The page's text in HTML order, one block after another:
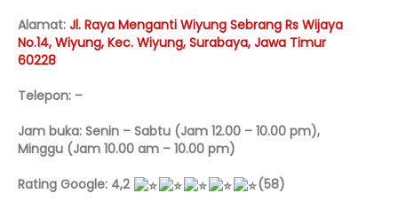
Alamat: Jl. Raya Menganti Wiyung Sebrang Rs Wijaya
No.14, Wiyung, Kec. Wiyung, Surabaya, Jawa Timur
60228
Telepon: –
Jam buka: Senin – Sabtu (Jam 12.00 – 10.00 pm),
Minggu (Jam 10.00 am – 10.00 pm)
Rating Google: 4,2
(58)